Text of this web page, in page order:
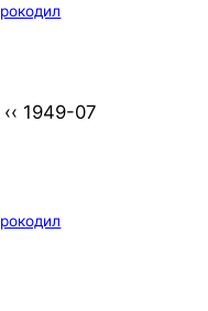
‹‹ 1949-07